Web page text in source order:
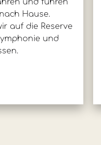
und fuhren
Hause.
auf die Reserve
und